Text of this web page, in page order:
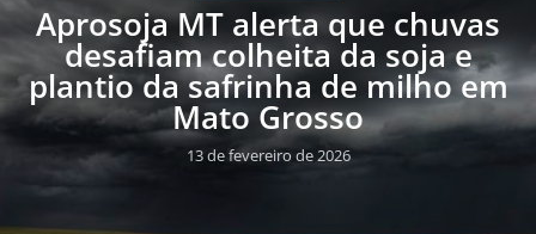
Aprosoja MT alerta que chuvas
desafiam colheita da soja e
plantio da safrinha de milho em
Mato Grosso
13 de fevereiro de 2026